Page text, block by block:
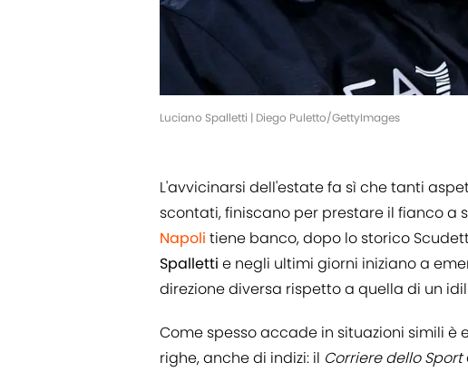
Luciano Spalletti | Diego Puletto/GettyImages
L'avvicinarsi dell'estate fa sì che tanti
scontati, finiscano per prestare il fianco a
Napoli tiene banco, dopo lo storico
Spalletti e negli ultimi giorni iniziano a
direzione diversa rispetto a quella di un
Come spesso accade in situazioni simili
righe, anche di indizi: il Corriere dello Sport